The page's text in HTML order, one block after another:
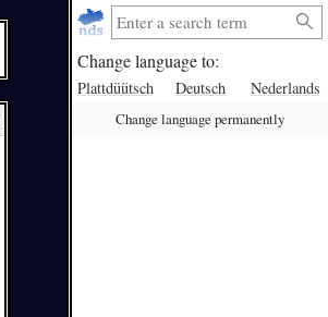
Change language to:
Plattdüütsch Deutsch Nederlands
Change language permanently